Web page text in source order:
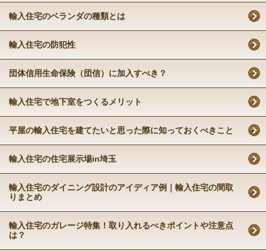
輸入住宅のベランダの種類とは
輸入住宅の防犯性
団体信用生命保険（団信）に加入すべき？
輸入住宅で地下室をつくるメリット
平屋の輸入住宅を建てたいと思った際に知っておくべきこと
輸入住宅の住宅展示場in埼玉
輸入住宅のダイニング設計のアイディア例｜輸入住宅の間取
りまとめ
輸入住宅のガレージ特集！取り入れるべきポイントや注意点
は？